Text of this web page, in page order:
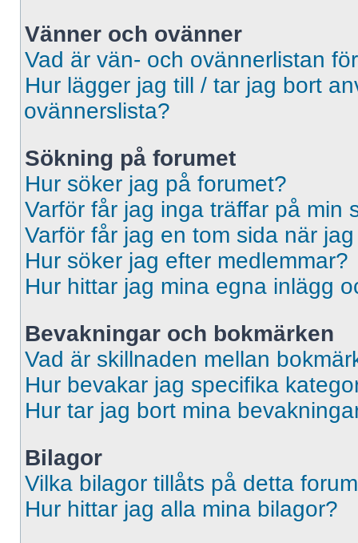
Vänner och ovänner
Vad är vän- och ovännerlistan
Hur lägger jag till / tar jag bort
ovännerslista?
Sökning på forumet
Hur söker jag på forumet?
Varför får jag inga träffar på min
Varför får jag en tom sida när
Hur söker jag efter medlemmar?
Hur hittar jag mina egna inlägg
Bevakningar och bokmärken
Vad är skillnaden mellan
Hur bevakar jag specifika
Hur tar jag bort mina
Bilagor
Vilka bilagor tillåts på detta
Hur hittar jag alla mina bilagor?